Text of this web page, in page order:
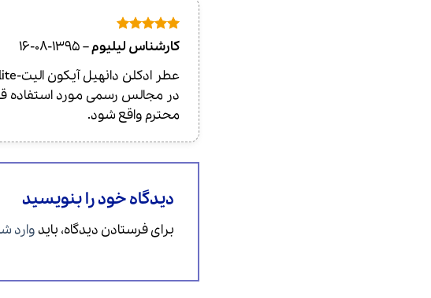
امتیاز
از
5
کارشناس لیلیوم–
1395-08-16
در مجالس رسمی مورد استفاده
محترم واقع شود.
دیدگاه خود را بنویسید
برای فرستادن دیدگاه، باید وارد